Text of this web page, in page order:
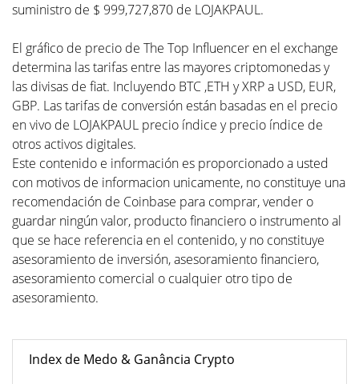
suministro de $ 999,727,870 de LOJAKPAUL.
El gráfico de precio de The Top Influencer en el exchange
determina las tarifas entre las mayores criptomonedas y
las divisas de fiat. Incluyendo BTC ,ETH y XRP a USD, EUR,
GBP. Las tarifas de conversión están basadas en el precio
en vivo de LOJAKPAUL precio índice y precio índice de
otros activos digitales.
Este contenido e información es proporcionado a usted
con motivos de informacion unicamente, no constituye una
recomendación de Coinbase para comprar, vender o
guardar ningún valor, producto financiero o instrumento al
que se hace referencia en el contenido, y no constituye
asesoramiento de inversión, asesoramiento financiero,
asesoramiento comercial o cualquier otro tipo de
asesoramiento.
Index de Medo & Ganância Crypto